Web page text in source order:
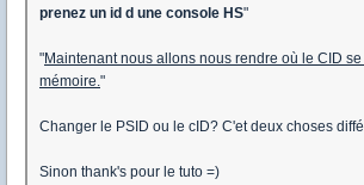
prenez un id d une console HS"
"Maintenant nous allons nous rendre où le CID
mémoire. "
Changer le PSID ou le cID? C'et deux choses
Sinon thank's pour le tuto =)